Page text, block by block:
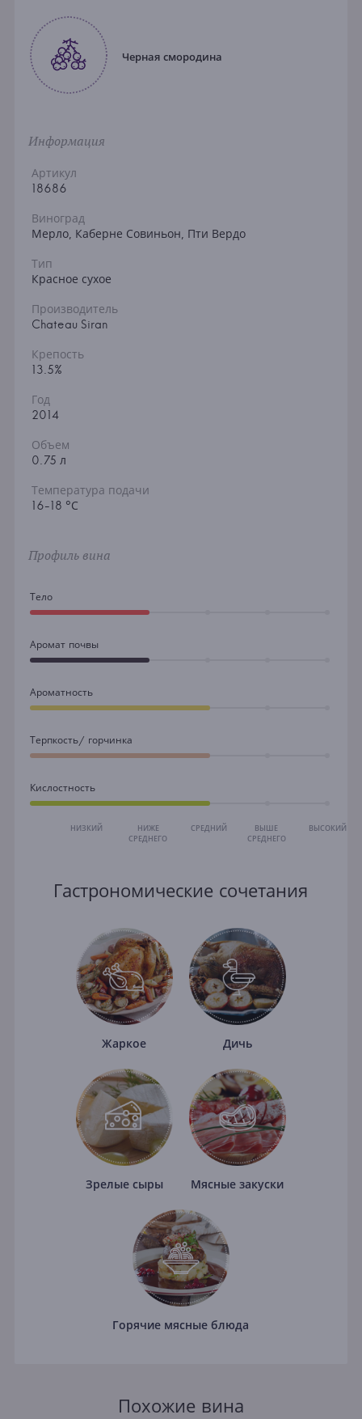
Черная смородина
Информация
Артикул
18686
Виноград
Мерло, Каберне Совиньон, Пти Вердо
Тип
Красное сухое
Производитель
Chateau Siran
Крепость
13.5%
Год
2014
Объем
0.75 л
Температура подачи
16-18 °С
Профиль вина
Тело
Аромат почвы
Ароматность
Терпкость/ горчинка
Кислостность
НИЗКИЙ
НИЖЕ
СРЕДНЕГО
СРЕДНИЙ
ВЫШЕ
СРЕДНЕГО
ВЫСОКИЙ
Гастрономические сочетания
Жаркое Дичь
Зрелые сыры Мясные закуски
Горячие мясные блюда
Похожие вина